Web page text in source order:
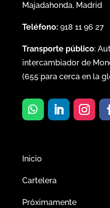
Majadahonda, Madrid
Teléfono: 918 11 96 27
Transporte público:
intercambiador de
(655para cerca en la
Inicio
Cartelera
Próximamente